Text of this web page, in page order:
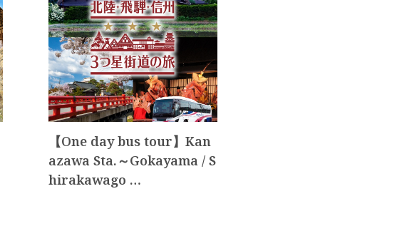
【One day bus tour】Kan
azawa Sta.～Gokayama / S
hirakawago …